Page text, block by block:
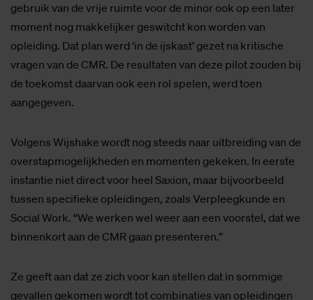
gebruik van de vrije ruimte voor de minor ook op een later
moment nog makkelijker geswitcht kon worden van
opleiding. Dat plan werd ‘in de ijskast’ gezet na kritische
vragen van de CMR. De resultaten van deze pilot zouden bij
de toekomst daarvan ook een rol spelen, werd toen
aangegeven.
Volgens Wijshake wordt nog steeds naar uitbreiding van de
overstapmogelijkheden en momenten gekeken. In eerste
instantie niet direct voor heel Saxion, maar bijvoorbeeld
tussen specifieke opleidingen, zoals Verpleegkunde en
Social Work. “We werken wel weer aan een voorstel, dat we
binnenkort aan de CMR gaan presenteren.”
Ze geeft aan dat ze zich voor kan stellen dat in sommige
gevallen gekomen wordt tot combinaties van opleidingen